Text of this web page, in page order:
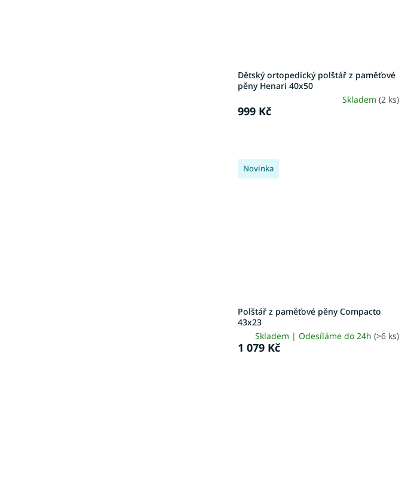
Dětský ortopedický polštář z paměťové
pěny Henari 40x50
Skladem(2 ks)
999 Kč
Novinka
Polštář z paměťové pěny Compacto
43x23
Skladem | Odesíláme do 24h(>6 ks)
1 079 Kč